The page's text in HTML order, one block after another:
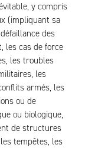
y compris
(impliquant sa
des
les cas de force
les troubles
les
armés, les
ou de
ou biologique,
de structures
tempêtes, les